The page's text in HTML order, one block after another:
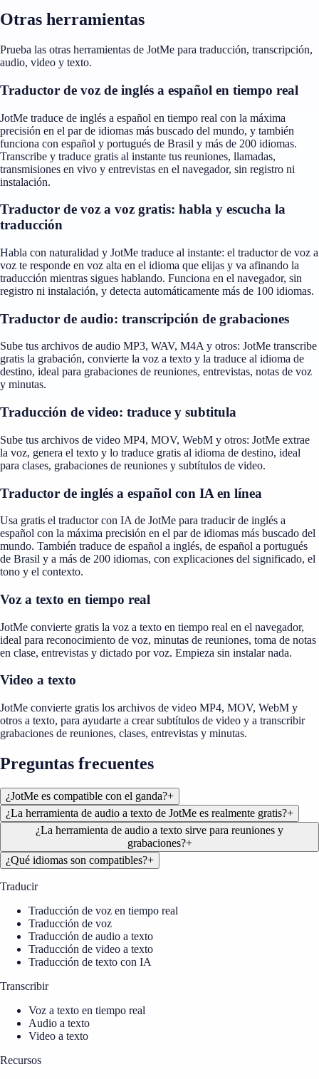
Otras herramientas
Prueba las otras herramientas de JotMe para traducción, transcripción,
audio, video y texto.
Traductor de voz de inglés a español en tiempo real
JotMe traduce de inglés a español en tiempo real con la máxima
precisión en el par de idiomas más buscado del mundo, y también
funciona con español y portugués de Brasil y más de 200 idiomas.
Transcribe y traduce gratis al instante tus reuniones, llamadas,
transmisiones en vivo y entrevistas en el navegador, sin registro ni
instalación.
Traductor de voz a voz gratis: habla y escucha la
traducción
Habla con naturalidad y JotMe traduce al instante: el traductor de voz a
voz te responde en voz alta en el idioma que elijas y va afinando la
traducción mientras sigues hablando. Funciona en el navegador, sin
registro ni instalación, y detecta automáticamente más de 100 idiomas.
Traductor de audio: transcripción de grabaciones
Sube tus archivos de audio MP3, WAV, M4A y otros: JotMe transcribe
gratis la grabación, convierte la voz a texto y la traduce al idioma de
destino, ideal para grabaciones de reuniones, entrevistas, notas de voz
y minutas.
Traducción de video: traduce y subtitula
Sube tus archivos de video MP4, MOV, WebM y otros: JotMe extrae
la voz, genera el texto y lo traduce gratis al idioma de destino, ideal
para clases, grabaciones de reuniones y subtítulos de video.
Traductor de inglés a español con IA en línea
Usa gratis el traductor con IA de JotMe para traducir de inglés a
español con la máxima precisión en el par de idiomas más buscado del
mundo. También traduce de español a inglés, de español a portugués
de Brasil y a más de 200 idiomas, con explicaciones del significado, el
tono y el contexto.
Voz a texto en tiempo real
JotMe convierte gratis la voz a texto en tiempo real en el navegador,
ideal para reconocimiento de voz, minutas de reuniones, toma de notas
en clase, entrevistas y dictado por voz. Empieza sin instalar nada.
Video a texto
JotMe convierte gratis los archivos de video MP4, MOV, WebM y
otros a texto, para ayudarte a crear subtítulos de video y a transcribir
grabaciones de reuniones, clases, entrevistas y minutas.
Preguntas frecuentes
¿JotMe es compatible con el ganda?+
¿La herramienta de audio a texto de JotMe es realmente gratis?+
¿La herramienta de audio a texto sirve para reuniones y
grabaciones?+
¿Qué idiomas son compatibles?+
Traducir
Traducción de voz en tiempo real
Traducción de voz
Traducción de audio a texto
Traducción de video a texto
Traducción de texto con IA
Transcribir
Voz a texto en tiempo real
Audio a texto
Video a texto
Recursos